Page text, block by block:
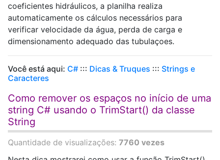
coeficientes hidráulicos, a planilha realiza
automaticamente os cálculos necessários para
verificar velocidade da água, perda de carga e
dimensionamento adequado das tubulaçoes.
Você está aqui: C# ::: Dicas & Truques ::: Strings e
Caracteres
Como remover os espaços no início de uma
string C# usando o TrimStart() da classe
String
Quantidade de visualizações: 7760 vezes